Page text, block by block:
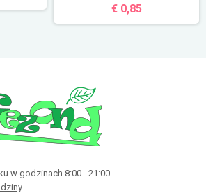
€ 0,85
w godzinach 8:00 - 21:00